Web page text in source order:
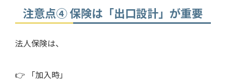
注意点④ 保険は「出口設計」が重要
法人保険は、
👉 「加入時」